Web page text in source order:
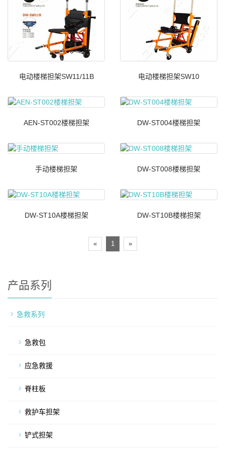
电动楼梯担架SW11/11B 电动楼梯担架SW10
AEN-ST002楼梯担架 DW-ST004楼梯担架
手动楼梯担架 DW-ST008楼梯担架
DW-ST10A楼梯担架 DW-ST10B楼梯担架
« 1 »
产品系列
急救系列
急救包
应急救援
脊柱板
救护车担架
铲式担架